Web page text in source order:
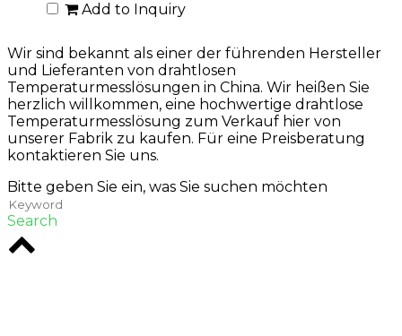
Add to Inquiry
Wir sind bekannt als einer der führenden Hersteller
und Lieferanten von drahtlosen
Temperaturmesslösungen in China. Wir heißen Sie
herzlich willkommen, eine hochwertige drahtlose
Temperaturmesslösung zum Verkauf hier von
unserer Fabrik zu kaufen. Für eine Preisberatung
kontaktieren Sie uns.
Bitte geben Sie ein, was Sie suchen möchten
Search